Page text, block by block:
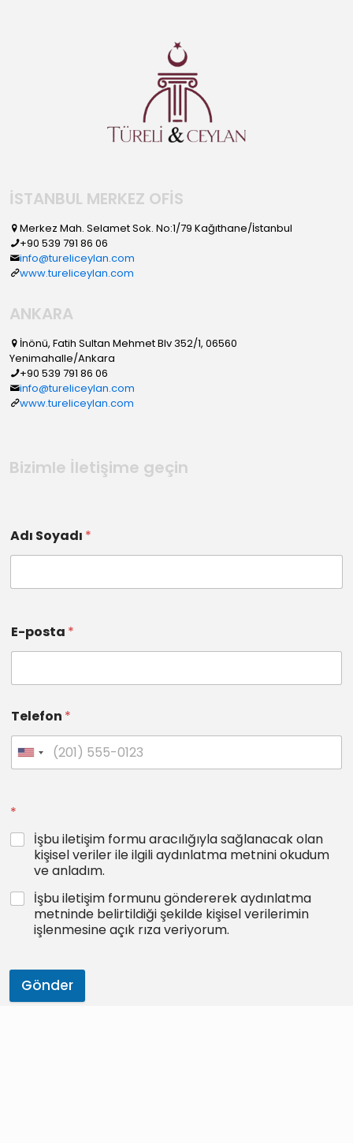
İSTANBUL MERKEZ OFİS
Merkez Mah. Selamet Sok. No:1/79 Kağıthane/İstanbul
+90 539 791 86 06
info@tureliceylan.com
www.tureliceylan.com
ANKARA
İnönü, Fatih Sultan Mehmet Blv 352/1, 06560
Yenimahalle/Ankara
+90 539 791 86 06
info@tureliceylan.com
www.tureliceylan.com
Bizimle İletişime geçin
Adı Soyadı *
E-posta *
Telefon *
*
İşbu iletişim formu aracılığıyla sağlanacak olan
kişisel veriler ile ilgili aydınlatma metnini okudum
ve anladım.
İşbu iletişim formunu göndererek aydınlatma
metninde belirtildiği şekilde kişisel verilerimin
işlenmesine açık rıza veriyorum.
Gönder